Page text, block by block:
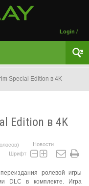
Login /
Special Edition в 4K
Edition в 4K
Новости
Шрифт
ролевой игры
DLC в комплекте. Игра